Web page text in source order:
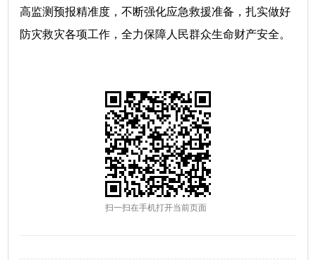
高监测预报精准度，不断强化应急救援准备，扎实做好
防灾救灾各项工作，全力保障人民群众生命财产安全。
扫一扫在手机打开当前页面